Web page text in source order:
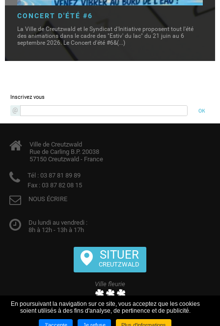
CONCERT D'ÉTÉ #6
La Ville de Creutzwald et le Syndicat d'Initiative proposent tout l'été
des animations dans le cadre des "Estiv' du lac" du 21 juin au 6
septembre 2026. Le Concert d'été #6&(...)
Inscrivez vous
Ville de Creutzwald
Rue de Carling B.P. 20038
57150 Creutzwald - France
Tél : 03 87 81 89 89
Fax : 03 87 82 08 15
NOUS ÉCRIRE
Du lundi au vendredi :
8h à 12h - 13h à 17h
SITUER
CREUTZWALD
Ville fleurie
En poursuivant la navigation sur ce site, vous acceptez que les cookies
soient utilisés à des fins d'analyse, de pertinence et de publicité.
Creutzwald
Ville de Creutzwald